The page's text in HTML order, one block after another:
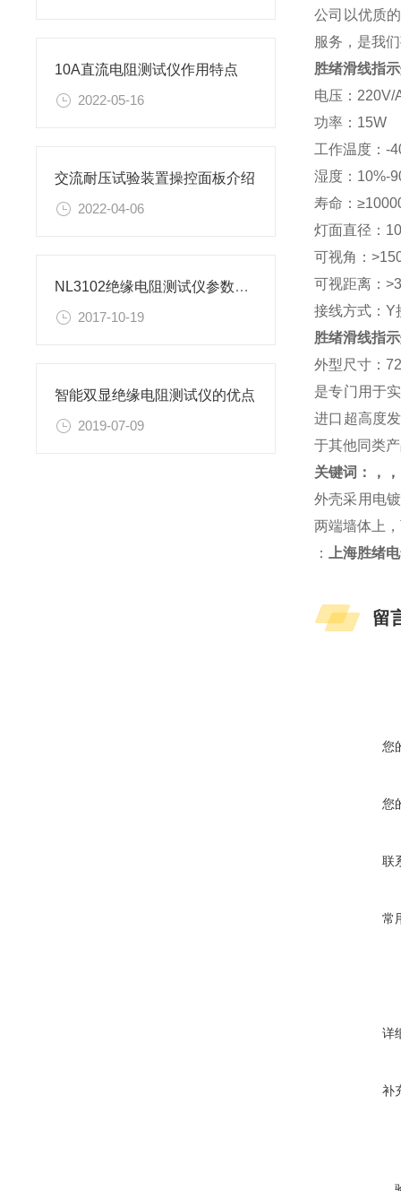
10A直流电阻测试仪作用特点
2022-05-16
交流耐压试验装置操控面板介绍
2022-04-06
NL3102绝缘电阻测试仪参数及屏蔽端使用方法
2017-10-19
智能双显绝缘电阻测试仪的优点
2019-07-09
公司以优质
服务，是我
胜绪滑线指
电压：220V/
功率：15W
工作温度：-
湿度：10%-
寿命：
灯面直径：
可视角：
可视距离：
接线方式：Y
胜绪滑线指
外型尺寸：
是专门用于
进口超高度
于其他同类
关键词：，，
外壳采用电
两端墙体上
：
上海胜绪
留
您
您
联
常
详
补